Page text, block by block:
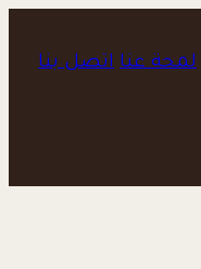
لمحة عنا اتصل بنا